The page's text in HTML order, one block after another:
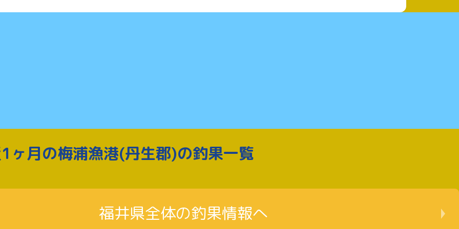
ヶ月の梅浦漁港(丹生郡)の釣果一覧
福井県全体の釣果情報へ